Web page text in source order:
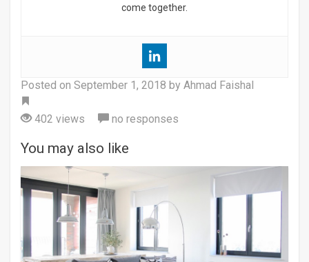
come together.
Posted on September 1, 2018 by Ahmad Faishal
402 views
no responses
You may also like